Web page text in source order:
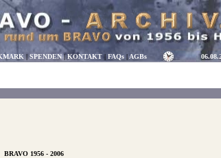
| SPENDEN|KONTAKT| FAQs |AGBs
BRAVO 1956 - 2006